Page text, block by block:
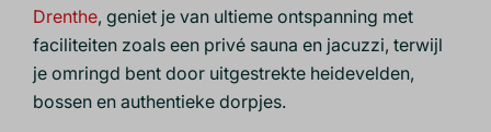
Drenthe, geniet je van ultieme ontspanning met
faciliteiten zoals een privé sauna en jacuzzi, terwijl
je omringd bent door uitgestrekte heidevelden,
bossen en authentieke dorpjes.